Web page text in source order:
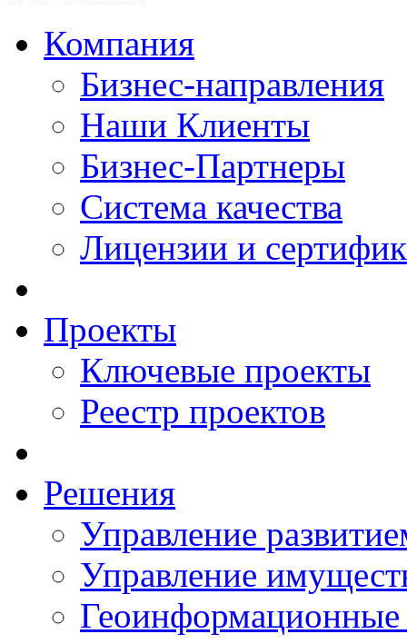
Компания
Бизнес-направления
Наши Клиенты
Бизнес-Партнеры
Система качества
Лицензии и
Проекты
Ключевые проекты
Реестр проектов
Решения
Управление
Управление